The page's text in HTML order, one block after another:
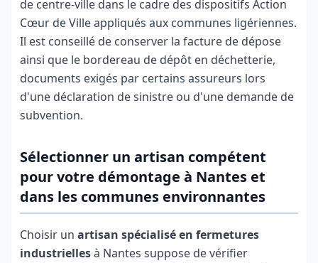
de centre-ville dans le cadre des dispositifs Action
Cœur de Ville appliqués aux communes ligériennes.
Il est conseillé de conserver la facture de dépose
ainsi que le bordereau de dépôt en déchetterie,
documents exigés par certains assureurs lors
d'une déclaration de sinistre ou d'une demande de
subvention.
Sélectionner un artisan compétent
pour votre démontage à Nantes et
dans les communes environnantes
Choisir un artisan spécialisé en fermetures
industriellesà Nantes suppose de vérifier